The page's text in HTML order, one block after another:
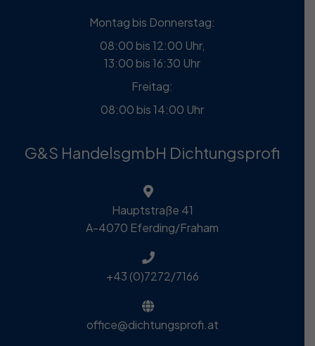
Montag bis Donnerstag:
08:00 bis 12:00 Uhr,
13:00 bis 16:30 Uhr
Freitag:
08:00 bis 14:00 Uhr
G&S HandelsgmbH Dichtungsprofi
Hauptstraße 41
A-4070 Eferding/Fraham
+43 (0)7272/7166
office@dichtungsprofi.at